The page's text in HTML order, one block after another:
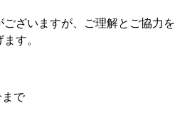
ざいますが、ご理解とご協力を
す。
で